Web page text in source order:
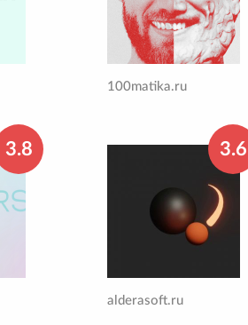
100matika.ru
3.8 3.6
alderasoft.ru